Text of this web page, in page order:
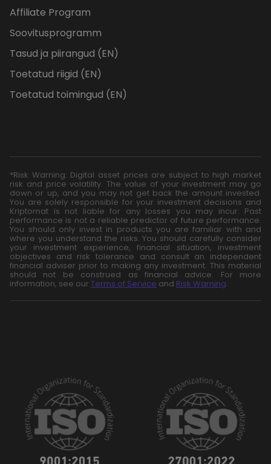
Affiliate Program
Soovitusprogramm
Tasud ja piirangud (EN)
Toetatud riigid (EN)
Toetatud toimingud (EN)
*Risk Warning: Digital asset prices are subject to high market
risk and price volatility. The value of your investment may go
down or up, and you may not get back the amount invested.
You are solely responsible for your investment decisions and
Kriptomat is not liable for any losses you may incur. Past
performance is not a reliable predictor of future performance.
You should only invest in products you are familiar with and
where you understand the risks. You should carefully consider
your investment experience, financial situation, investment
objectives and risk tolerance and consult an independent
financial adviser prior to making any investment. This material
should not be construed as financial advice. For more
information, see our Terms of Service and Risk Warning.